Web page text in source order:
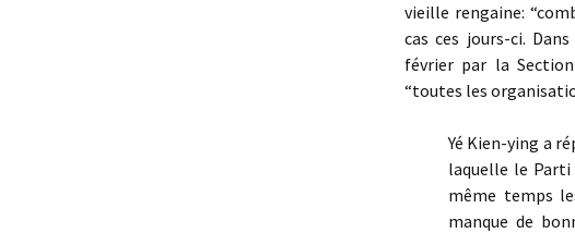
vieille rengaine:
cas ces jours-ci.
février par la
“toutes les
Yé Kien-ying a
laquelle le
même temps
manque de